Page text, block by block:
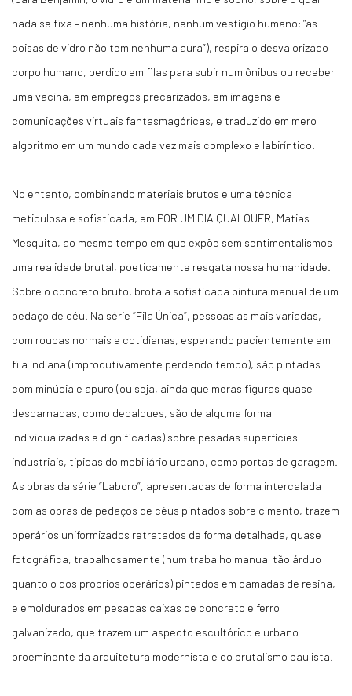
nada se fixa – nenhuma história, nenhum vestígio humano; “as
coisas de vidro não tem nenhuma aura”), respira o desvalorizado
corpo humano, perdido em filas para subir num ônibus ou receber
uma vacina, em empregos precarizados, em imagens e
comunicações virtuais fantasmagóricas, e traduzido em mero
algoritmo em um mundo cada vez mais complexo e labiríntico.
No entanto, combinando materiais brutos e uma técnica
meticulosa e sofisticada, em POR UM DIA QUALQUER, Matias
Mesquita, ao mesmo tempo em que expõe sem sentimentalismos
uma realidade brutal, poeticamente resgata nossa humanidade.
Sobre o concreto bruto, brota a sofisticada pintura manual de um
pedaço de céu. Na série “Fila Única”, pessoas as mais variadas,
com roupas normais e cotidianas, esperando pacientemente em
fila indiana (improdutivamente perdendo tempo), são pintadas
com minúcia e apuro (ou seja, ainda que meras figuras quase
descarnadas, como decalques, são de alguma forma
individualizadas e dignificadas) sobre pesadas superfícies
industriais, típicas do mobiliário urbano, como portas de garagem.
As obras da série “Laboro”, apresentadas de forma intercalada
com as obras de pedaços de céus pintados sobre cimento, trazem
operários uniformizados retratados de forma detalhada, quase
fotográfica, trabalhosamente (num trabalho manual tão árduo
quanto o dos próprios operários) pintados em camadas de resina,
e emoldurados em pesadas caixas de concreto e ferro
galvanizado, que trazem um aspecto escultórico e urbano
proeminente da arquitetura modernista e do brutalismo paulista.